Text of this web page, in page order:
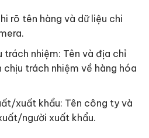
rõ tên hàng và dữ liệu chi
trách nhiệm: Tên và địa chỉ
trách nhiệm về hàng hóa
xuất khẩu: Tên công ty và
người xuất khẩu.